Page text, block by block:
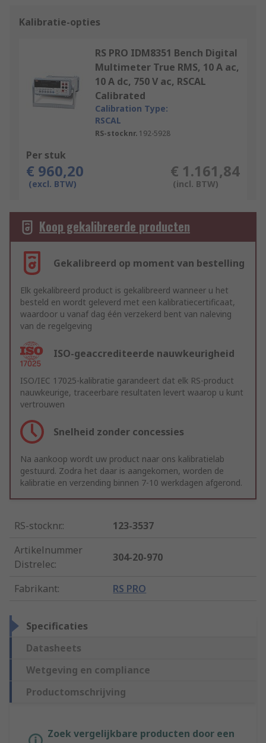
Kalibratie-opties
RS PRO IDM8351 Bench Digital
Multimeter True RMS, 10 A ac,
10 A dc, 750 V ac, RSCAL
Calibrated
Calibration Type:
RSCAL
RS-stocknr. 192-5928
Per stuk
€ 960,20
(excl. BTW)
€ 1.161,84
(incl. BTW)
Koop gekalibreerde producten
Gekalibreerd op moment van bestelling
Elk gekalibreerd product is gekalibreerd wanneer u het
besteld en wordt geleverd met een kalibratiecertificaat,
waardoor u vanaf dag één verzekerd bent van naleving
van de regelgeving
ISO-geaccrediteerde nauwkeurigheid
ISO/IEC 17025-kalibratie garandeert dat elk RS-product
nauwkeurige, traceerbare resultaten levert waarop u kunt
vertrouwen
Snelheid zonder concessies
Na aankoop wordt uw product naar ons kalibratielab
gestuurd. Zodra het daar is aangekomen, worden de
kalibratie en verzending binnen 7-10 werkdagen afgerond.
RS-stocknr.:
123-3537
Artikelnummer
Distrelec:
304-20-970
Fabrikant: RS PRO
Specificaties
Datasheets
Wetgeving en compliance
Productomschrijving
Zoek vergelijkbare producten door een